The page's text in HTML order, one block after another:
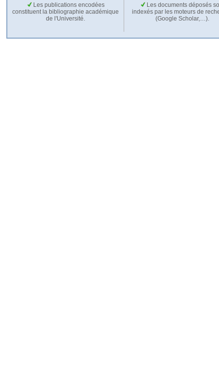
Les publications encodées
constituent la bibliographie académique
de l'Université.
Les documents déposés
indexés par les moteurs de
(Google Scholar,…).